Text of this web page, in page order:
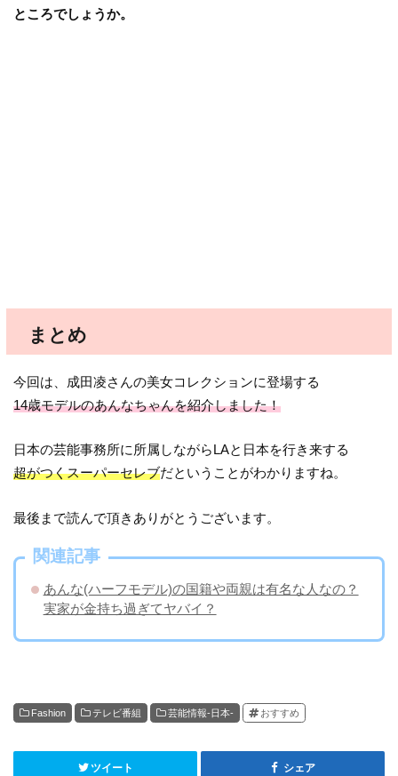
ところでしょうか。
まとめ
今回は、成田凌さんの美女コレクションに登場する
14歳モデルのあんなちゃんを紹介しました！
日本の芸能事務所に所属しながらLAと日本を行き来する
超がつくスーパーセレブだということがわかりますね。
最後まで読んで頂きありがとうございます。
関連記事
あんな(ハーフモデル)の国籍や両親は有名な人なの？
実家が金持ち過ぎてヤバイ？
Fashion テレビ番組 芸能情報-日本- おすすめ
ツイート シェア